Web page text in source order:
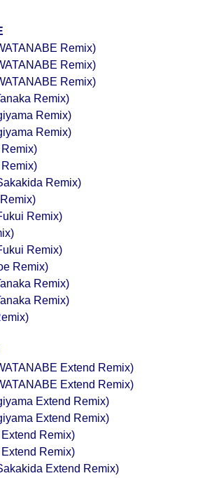
Remix)
Remix)
Remix)
Remix)
Remix)
Remix)
Remix)
Remix)
Remix)
Remix)
Remix)
Remix)
Extend Remix)
Extend Remix)
Extend Remix)
Extend Remix)
Remix)
Remix)
Extend Remix)